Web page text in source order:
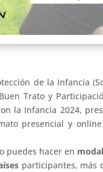
de la Infancia
Trato y
la Infancia 2024,
presencial y
puedes hacer en
participantes, más